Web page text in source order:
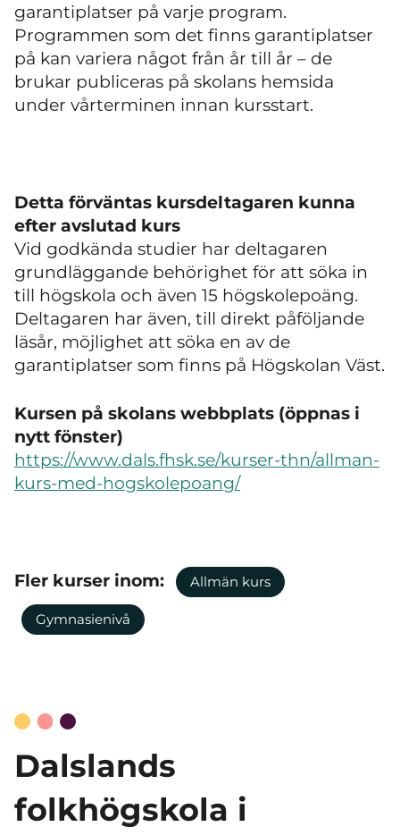
garantiplatser på varje program.
Programmen som det finns garantiplatser
på kan variera något från år till år – de
brukar publiceras på skolans hemsida
under vårterminen innan kursstart.
Detta förväntas kursdeltagaren kunna
efter avslutad kurs
Vid godkända studier har deltagaren
grundläggande behörighet för att söka in
till högskola och även 15 högskolepoäng.
Deltagaren har även, till direkt påföljande
läsår, möjlighet att söka en av de
garantiplatser som finns på Högskolan Väst.
Kursen på skolans webbplats (öppnas i
nytt fönster)
https://www.dals.fhsk.se/kurser-thn/allman-
kurs-med-hogskolepoang/
Fler kurser inom: Allmän kurs
Gymnasienivå
Dalslands
folkhögskola i